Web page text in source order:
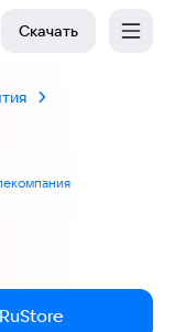
Скачать